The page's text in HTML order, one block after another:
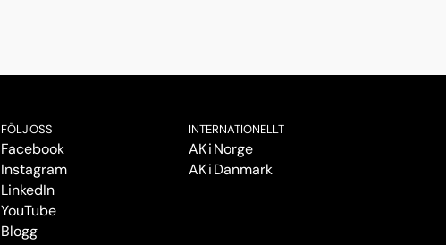
FÖLJ OSS
Facebook
Instagram
LinkedIn
YouTube
Blogg
INTERNATIONELLT
AK i Norge
AK i Danmark